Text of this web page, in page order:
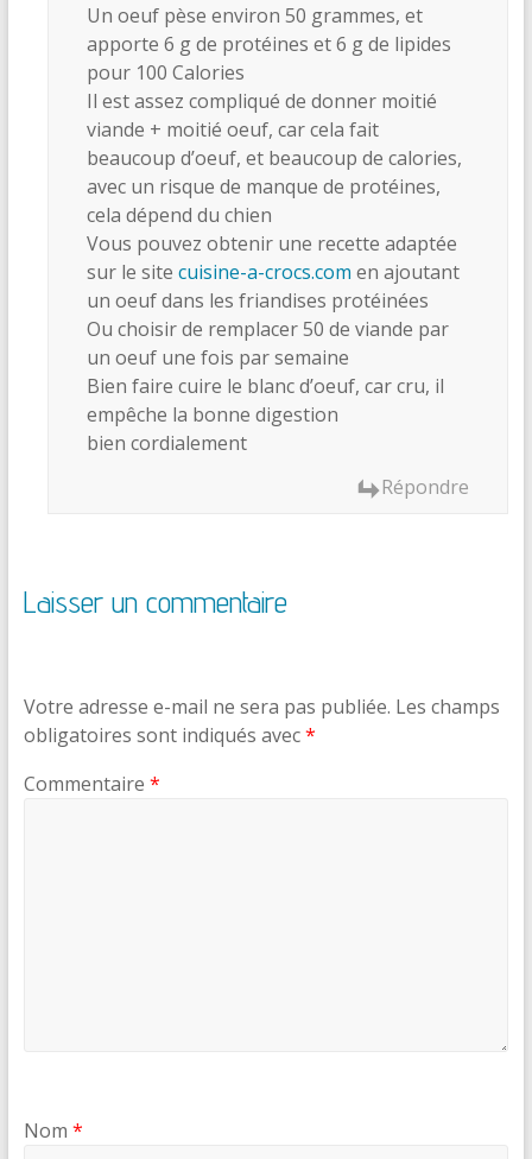
Un oeuf pèse environ 50 grammes, et
apporte 6 g de protéines et 6 g de lipides
pour 100 Calories
Il est assez compliqué de donner moitié
viande + moitié oeuf, car cela fait
beaucoup d’oeuf, et beaucoup de calories,
avec un risque de manque de protéines,
cela dépend du chien
Vous pouvez obtenir une recette adaptée
sur le site cuisine-a-crocs.com en ajoutant
un oeuf dans les friandises protéinées
Ou choisir de remplacer 50 de viande par
un oeuf une fois par semaine
Bien faire cuire le blanc d’oeuf, car cru, il
empêche la bonne digestion
bien cordialement
Répondre
Laisser un commentaire
Votre adresse e-mail ne sera pas publiée. Les champs
obligatoires sont indiqués avec*
Commentaire *
Nom *